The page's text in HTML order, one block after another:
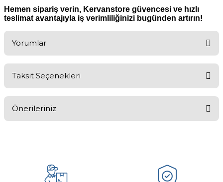
Hemen sipariş verin, Kervanstore güvencesi ve hızlı
teslimat avantajıyla iş verimliliğinizi bugünden artırın!
Yorumlar
Taksit Seçenekleri
Önerileriniz